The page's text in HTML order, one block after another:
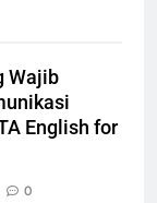
Wajib
English for
0